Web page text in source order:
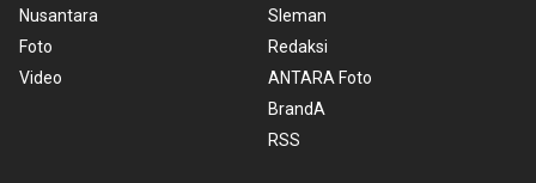
Nusantara
Foto
Video
Sleman
Redaksi
ANTARA Foto
BrandA
RSS